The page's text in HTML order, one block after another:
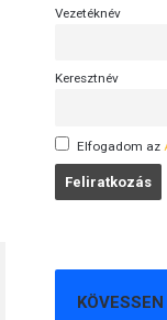
Vezetéknév
Keresztnév
Elfogadom az